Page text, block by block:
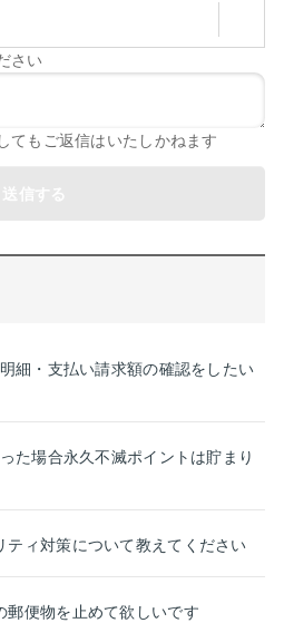
さい
てもご返信はいたしかねます
細・支払い請求額の確認をしたい
た場合永久不滅ポイントは貯まり
ティ対策について教えてください
郵便物を止めて欲しいです